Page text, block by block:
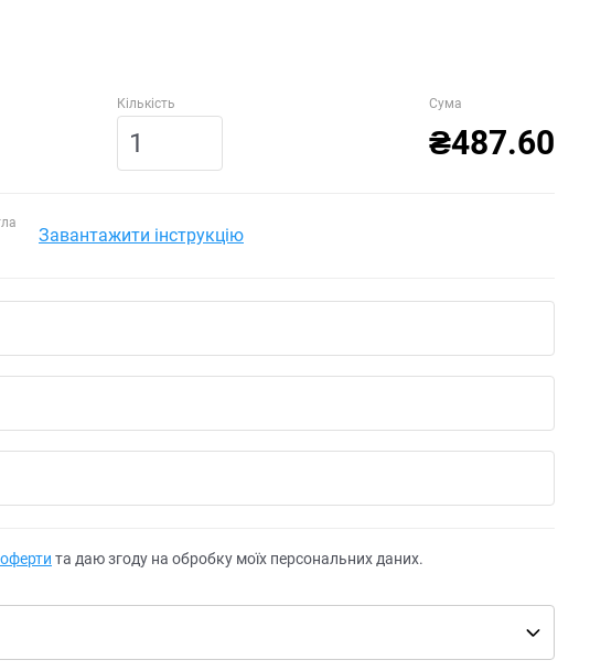
Кількість Сума
₴487.60
Завантажити інструкцію
та даю згоду на обробку моїх персональних даних.